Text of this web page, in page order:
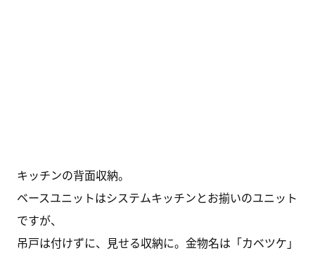
キッチンの背面収納。
ベースユニットはシステムキッチンとお揃いのユニット
ですが、
吊戸は付けずに、見せる収納に。金物名は「カベツケ」